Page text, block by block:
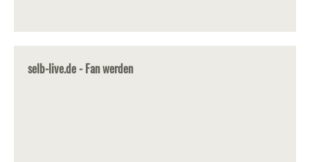
selb-live.de - Fan werden